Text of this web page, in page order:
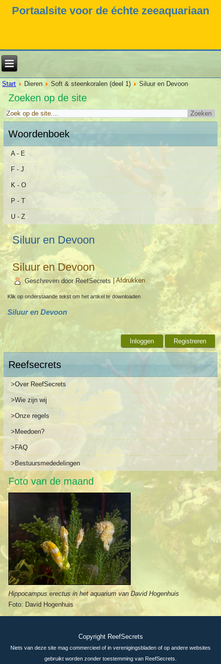
Portaalsite voor de échte zeeaquariaan
Start Dieren Soft & steenkoralen (deel 1) Siluur en Devoon
Zoeken op de site
Woordenboek
A - E
F - J
K - O
P - T
U - Z
Siluur en Devoon
Siluur en Devoon
Geschreven door ReefSecrets |Afdrukken
Klik op onderstaande tekst om het artikel te downloaden
Siluur en Devoon
Inloggen Registreren
Reefsecrets
>Over ReefSecrets
>Wie zijn wij
>Onze regels
>Meedoen?
>FAQ
>Bestuursmededelingen
Foto van de maand
Hippocampus erectus in het aquarium van David Hogenhuis
Foto: David Hogenhuis
Copyright ReefSecrets
Niets van deze site mag commercieel of in verenigingsbladen of op andere websites
gebruikt worden zonder toestemming van ReefSecrets.